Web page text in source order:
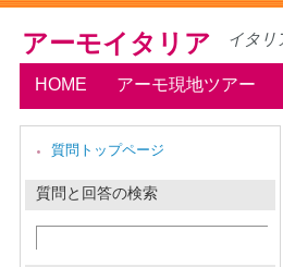
アーモイタリア イタ
HOME アーモ現地ツアー
質問トップページ
質問と回答の検索